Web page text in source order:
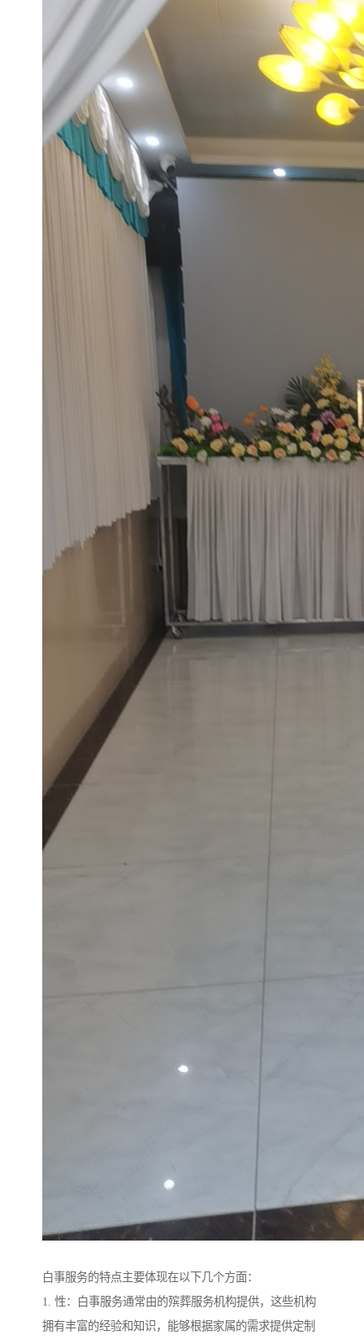
白事服务的特点主要体现在以下几个方面：
1. 性：白事服务通常由的殡葬服务机构提供，这些机构
拥有丰富的经验和知识，能够根据家属的需求提供定制